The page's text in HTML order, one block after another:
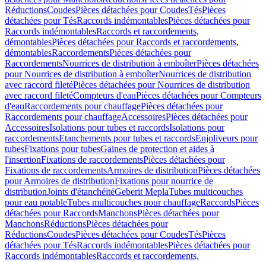
RéductionsCoudesPièces détachées pour CoudesTésPièces
détachées pour TésRaccords indémontablesPièces détachées pour
Raccords indémontablesRaccords et raccordements,
démontablesPièces détachées pour Raccords et raccordements,
démontablesRaccordementsPièces détachées pour
RaccordementsNourrices de distribution à emboîterPièces détachées
pour Nourrices de distribution à emboîterNourrices de distribution
avec raccord filetéPièces détachées pour Nourrices de distribution
avec raccord filetéCompteurs d'eauPièces détachées pour Compteurs
d'eauRaccordements pour chauffagePièces détachées pour
Raccordements pour chauffageAccessoiresPièces détachées pour
AccessoiresIsolations pour tubes et raccordsIsolations pour
raccordementsEtanchements pour tubes et raccordsEnjoliveurs pour
tubesFixations pour tubesGaines de protection et aides à
l'insertionFixations de raccordementsPièces détachées pour
Fixations de raccordementsArmoires de distributionPièces détachées
pour Armoires de distributionFixations pour nourrice de
distributionJoints d'étanchéitéGeberit MeplaTubes multicouches
pour eau potableTubes multicouches pour chauffageRaccordsPièces
détachées pour RaccordsManchonsPièces détachées pour
ManchonsRéductionsPièces détachées pour
RéductionsCoudesPièces détachées pour CoudesTésPièces
détachées pour TésRaccords indémontablesPièces détachées pour
Raccords indémontablesRaccords et raccordements,